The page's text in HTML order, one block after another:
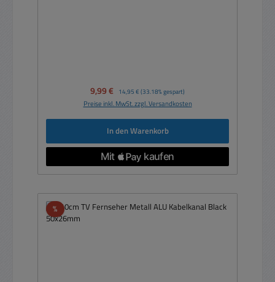
Verkaufspreis:
9,99 € Regulärer Preis:
14,95 € (33.18% gespart)
Preise inkl. MwSt. zzgl. Versandkosten
In den Warenkorb
%Rabatt